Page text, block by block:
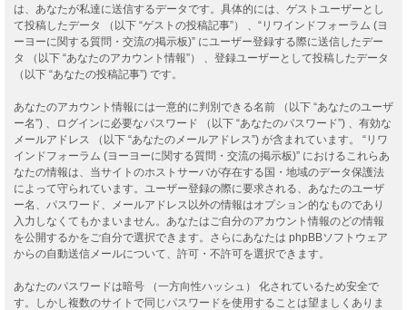
は、あなたが私達に送信するデータです。具体的には、ゲストユーザーとし
て投稿したデータ （以下 “ゲストの投稿記事”） 、“リワインドフォーラム (ヨ
ーヨーに関する質問・交流の掲示板)” にユーザー登録する際に送信したデー
タ （以下 “あなたのアカウント情報”） 、登録ユーザーとして投稿したデータ
（以下 “あなたの投稿記事”) です。
あなたのアカウント情報には一意的に判別できる名前 （以下 “あなたのユーザ
ー名”) 、ログインに必要なパスワード （以下 “あなたのパスワード”) 、有効な
メールアドレス （以下 “あなたのメールアドレス”) が含まれています。 “リワ
インドフォーラム (ヨーヨーに関する質問・交流の掲示板)” におけるこれらあ
なたの情報は、当サイトのホストサーバが存在する国・地域のデータ保護法
によって守られています。ユーザー登録の際に要求される、あなたのユーザ
ー名、パスワード、メールアドレス以外の情報はオプション的なものであり
入力しなくてもかまいません。あなたはご自分のアカウント情報のどの情報
を公開するかをご自分で選択できます。さらにあなたは phpBBソフトウェア
からの自動送信メールについて、許可・不許可を選択できます。
あなたのパスワードは暗号 （一方向性ハッシュ） 化されているため安全で
す。しかし複数のサイトで同じパスワードを使用することは望ましくありま